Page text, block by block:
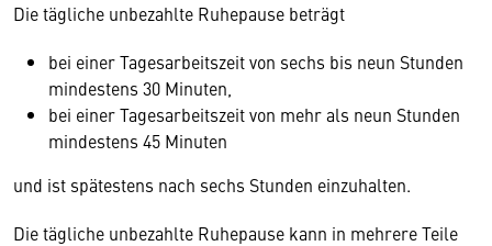
Die tägliche unbezahlte Ruhepause beträgt
bei einer Tagesarbeitszeit von sechs bis neun Stunden
mindestens 30 Minuten,
bei einer Tagesarbeitszeit von mehr als neun Stunden
mindestens 45 Minuten
und ist spätestens nach sechs Stunden einzuhalten.
Die tägliche unbezahlte Ruhepause kann in mehrere Teile